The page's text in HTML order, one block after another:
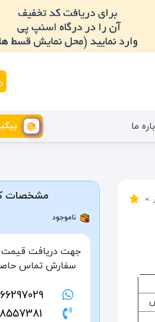
ما
:
0 مشخصات
ناموجود
جهت دریافت قیمت
سفارش تماس